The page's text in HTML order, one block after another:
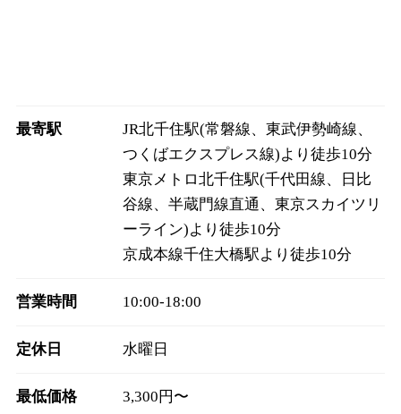
最寄駅
JR北千住駅(常磐線、東武伊勢崎線、
つくばエクスプレス線)より徒歩10分
東京メトロ北千住駅(千代田線、日比
谷線、半蔵門線直通、東京スカイツリ
ーライン)より徒歩10分
京成本線千住大橋駅より徒歩10分
営業時間 10:00‐18:00
定休日 水曜日
最低価格 3,300円〜